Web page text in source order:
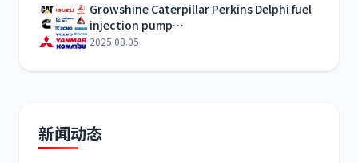
Growshine Caterpillar Perkins Delphi fuel
injection pump
2644N408/22/306E/C7/30550 Inquiry
2025.08.05
新闻动态